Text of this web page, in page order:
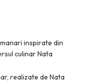
realizate de Nata